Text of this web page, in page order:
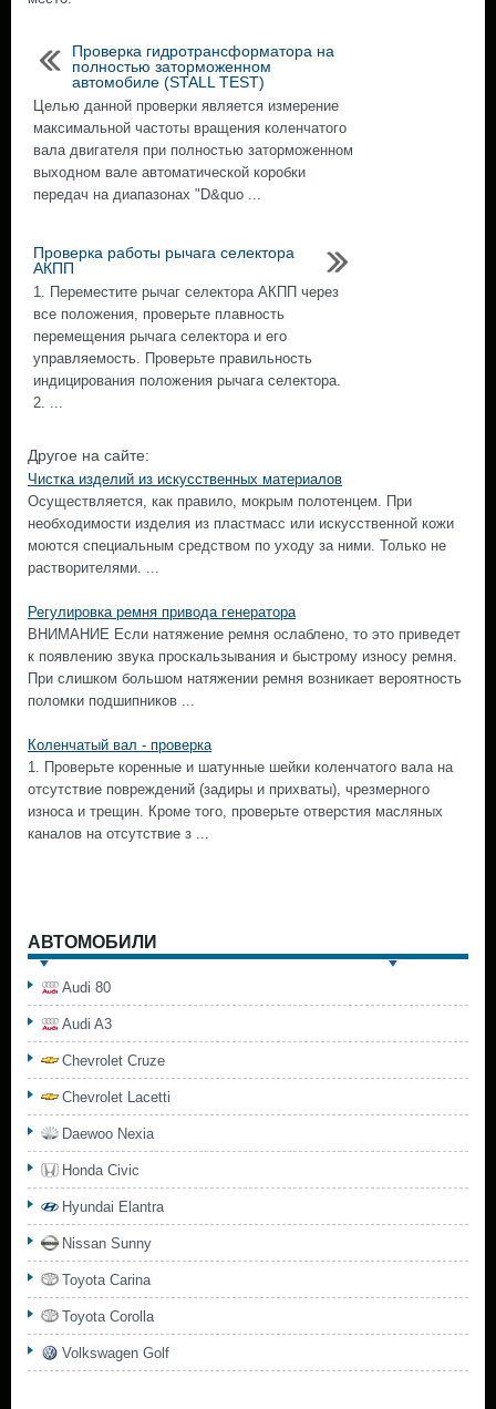
Проверка гидротрансформатора на
полностью заторможенном
автомобиле (STALL TEST)
Целью данной проверки является измерение
максимальной частоты вращения коленчатого
вала двигателя при полностью заторможенном
выходном вале автоматической коробки
передач на диапазонах "D&quo ...
Проверка работы рычага селектора
АКПП
1. Переместите рычаг селектора АКПП через
все положения, проверьте плавность
перемещения рычага селектора и его
управляемость. Проверьте правильность
индицирования положения рычага селектора.
2. ...
Другое на сайте:
Чистка изделий из искусственных материалов
Осуществляется, как правило, мокрым полотенцем. При
необходимости изделия из пластмасс или искусственной кожи
моются специальным средством по уходу за ними. Только не
растворителями. ...
Регулировка ремня привода генератора
ВНИМАНИЕ Если натяжение ремня ослаблено, то это приведет
к появлению звука проскальзывания и быстрому износу ремня.
При слишком большом натяжении ремня возникает вероятность
поломки подшипников ...
Коленчатый вал - проверка
1. Проверьте коренные и шатунные шейки коленчатого вала на
отсутствие повреждений (задиры и прихваты), чрезмерного
износа и трещин. Кроме того, проверьте отверстия масляных
каналов на отсутствие з ...
АВТОМОБИЛИ
Audi 80
Audi A3
Chevrolet Cruze
Chevrolet Lacetti
Daewoo Nexia
Honda Civic
Hyundai Elantra
Nissan Sunny
Toyota Carina
Toyota Corolla
Volkswagen Golf